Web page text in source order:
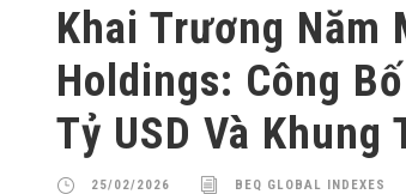
Khai Trương Năm
Holdings: Công
Tỷ USD Và Khung
25/02/2026 BEQ GLOBAL INDEXES